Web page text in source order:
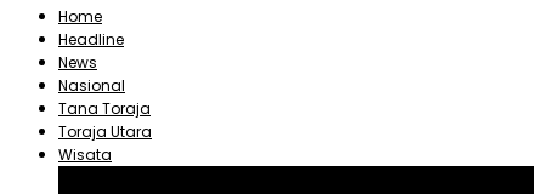
Home
Headline
News
Nasional
Tana Toraja
Toraja Utara
Wisata